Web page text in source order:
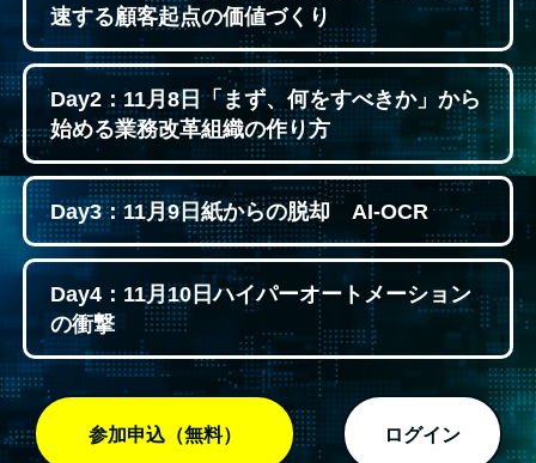
速する顧客起点の価値づくり
Day2：11月8日 「まず、何をすべきか」から
始める業務改革組織の作り方
Day3：11月9日 紙からの脱却 AI-OCR
Day4：11月10日ハイパーオートメーション
の衝撃
参加申込（無料） ログイン